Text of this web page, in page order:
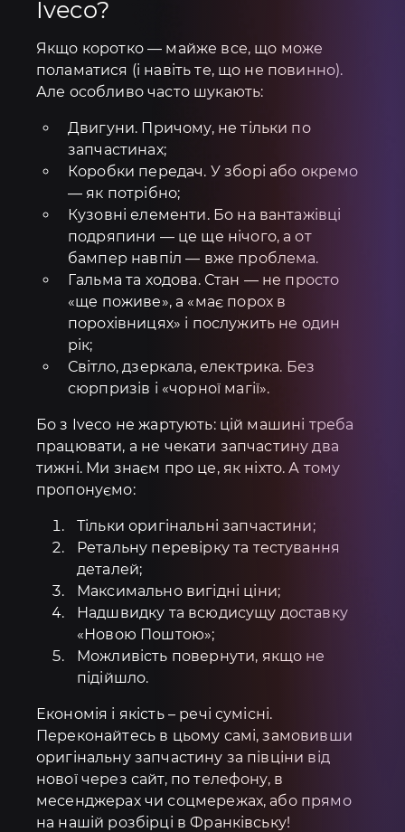
Iveco?
Якщо коротко — майже все, що може
поламатися (і навіть те, що не повинно).
Але особливо часто шукають:
Двигуни. Причому, не тільки по
запчастинах;
Коробки передач. У зборі або окремо
— як потрібно;
Кузовні елементи. Бо на вантажівці
подряпини — це ще нічого, а от
бампер навпіл — вже проблема.
Гальма та ходова. Стан — не просто
«ще поживе», а «має порох в
порохівницях» і послужить не один
рік;
Світло, дзеркала, електрика. Без
сюрпризів і «чорної магії».
Бо з Iveco не жартують: цій машині треба
працювати, а не чекати запчастину два
тижні. Ми знаєм про це, як ніхто. А тому
пропонуємо:
Тільки оригінальні запчастини;
Ретальну перевірку та тестування
деталей;
Максимально вигідні ціни;
Надшвидку та всюдисущу доставку
«Новою Поштою»;
Можливість повернути, якщо не
підійшло.
Економія і якість – речі сумісні.
Переконайтесь в цьому самі, замовивши
оригінальну запчастину за півціни від
нової через сайт, по телефону, в
месенджерах чи соцмережах, або прямо
на нашій розбірці в Франківську!